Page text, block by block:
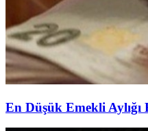
En Düşük Emekli